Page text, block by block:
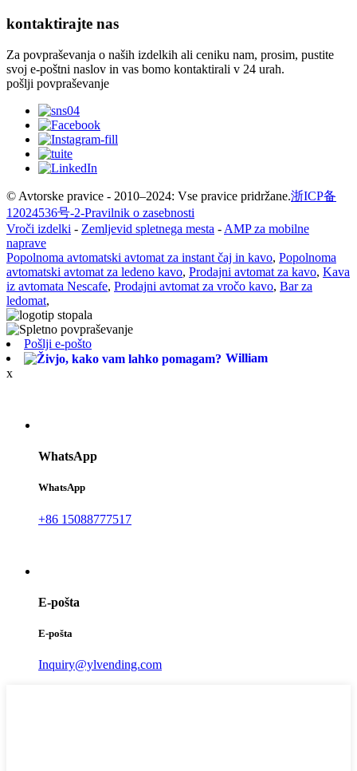
kontaktirajte nas
Za povpraševanja o naših izdelkih ali ceniku nam, prosim, pustite
svoj e-poštni naslov in vas bomo kontaktirali v 24 urah.
pošlji povpraševanje
© Avtorske pravice - 2010–2024: Vse pravice pridržane.浙ICP备
12024536号-2-Pravilnik o zasebnosti
Vroči izdelki - Zemljevid spletnega mesta - AMP za mobilne
naprave
Popolnoma avtomatski avtomat za instant čaj in kavo, Popolnoma
avtomatski avtomat za ledeno kavo, Prodajni avtomat za kavo, Kava
iz avtomata Nescafe, Prodajni avtomat za vročo kavo, Bar za
ledomat,
Pošlji e-pošto
William
x
WhatsApp
WhatsApp
+86 15088777517
E-pošta
E-pošta
Inquiry@ylvending.com